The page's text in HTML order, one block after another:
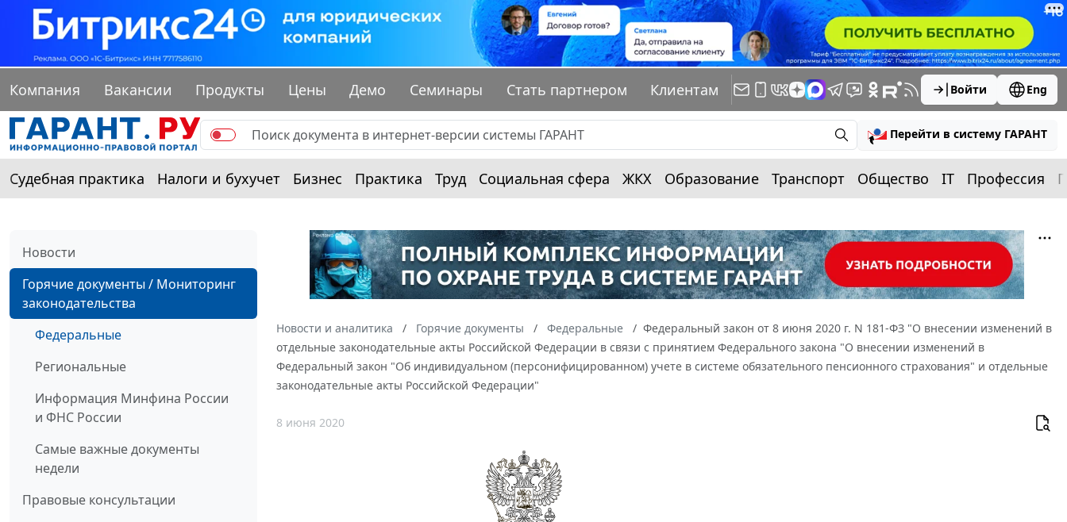
Компания Вакансии Продукты Цены Демо Семинары Стать партнером Клиентам Войти Eng
Перейти в систему ГАРАНТ
Судебная практика Налоги и бухучет Бизнес Практика Труд Социальная сфера ЖКХ Образование Транспорт Общество IT Профессия
Новости
Горячие документы / Мониторинг
законодательства
Федеральные
Региональные
Информация Минфина России
и ФНС России
Самые важные документы
недели
Правовые консультации
Новости и аналитика Горячие документы Федеральные
Федеральный закон от 8 июня 2020 г. N 181-ФЗ "О внесении изменений в
отдельные законодательные акты Российской Федерации в связи с принятием Федерального закона "О внесении изменений в
Федеральный закон "Об индивидуальном (персонифицированном) учете в системе обязательного пенсионного страхования" и отдельные
законодательные акты Российской Федерации"
8 июня 2020